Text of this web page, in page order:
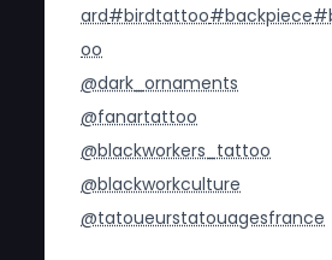
ard#birdtattoo#backpiece
oo
@dark_ornaments
@fanartattoo
@blackworkers_tattoo
@blackworkculture
@tatoueurstatouagesfrance